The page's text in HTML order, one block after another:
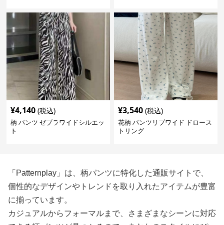
¥4,140 (税込)
柄 パンツ ゼブラワイドシルエッ
ト
¥3,540 (税込)
花柄 パンツリブワイド ドロース
トリング
「Patternplay」は、柄パンツに特化した通販サイトで、
個性的なデザインやトレンドを取り入れたアイテムが豊富
に揃っています。
カジュアルからフォーマルまで、さまざまなシーンに対応